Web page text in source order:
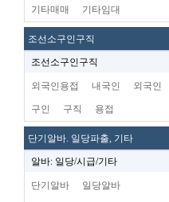
기타매매 기타임대
조선소구인구직
조선소구인구직
외국인용접 내국인 외국인
구인 구직 용접
단기알바. 일당파출, 기타
알바: 일당/시급/기타
단기알바 일당알바